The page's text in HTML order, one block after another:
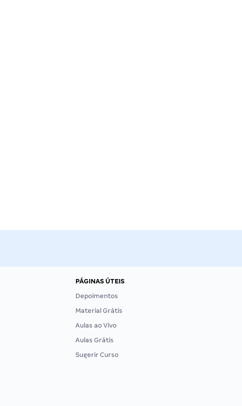
PÁGINAS ÚTEIS
Depoimentos
Material Grátis
Aulas ao Vivo
Aulas Grátis
Sugerir Curso